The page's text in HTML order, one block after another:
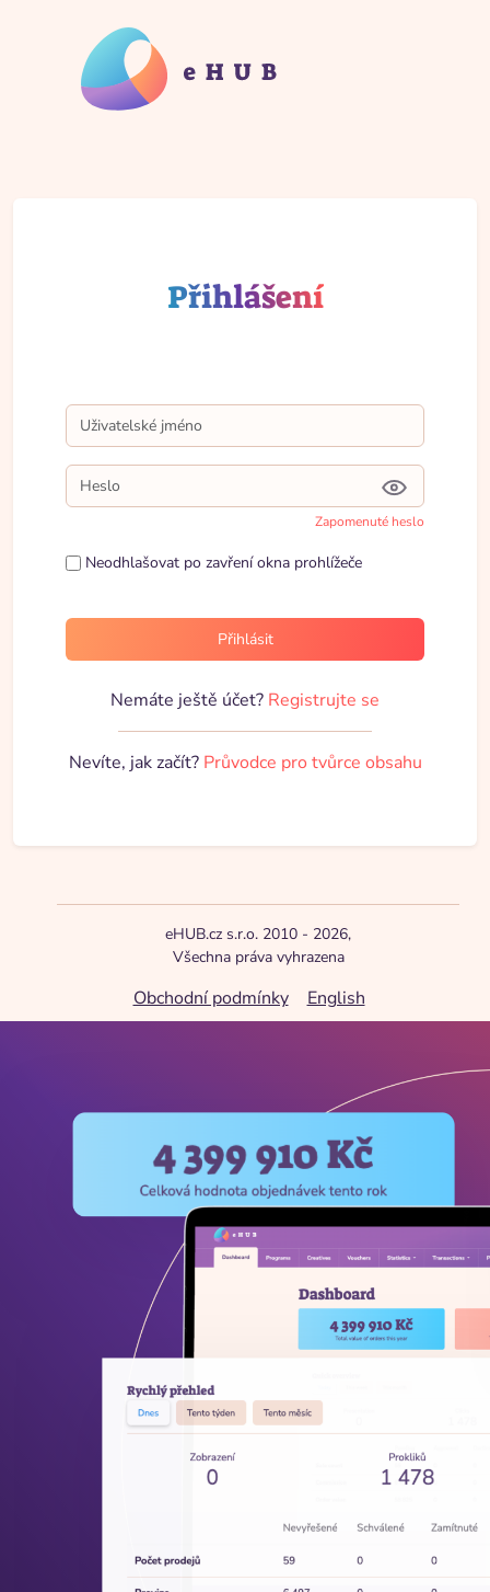
Přihlášení
Zapomenuté heslo
Neodhlašovat po zavření okna prohlížeče
Přihlásit
Nemáte ještě účet? Registrujte se
Nevíte, jak začít? Průvodce pro tvůrce obsahu
eHUB.cz s.r.o. 2010 - 2026,
Všechna práva vyhrazena
Obchodní podmínky English